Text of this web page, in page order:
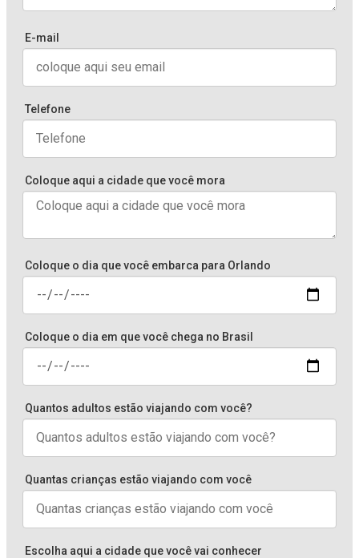
E-mail
Telefone
Coloque aqui a cidade que você mora
Coloque o dia que você embarca para Orlando
Coloque o dia em que você chega no Brasil
Quantos adultos estão viajando com você?
Quantas crianças estão viajando com você
Escolha aqui a cidade que você vai conhecer